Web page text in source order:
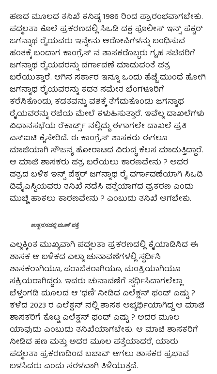
ಹಣದ ಮೂಲದ ತನಿಖೆ ಕನಿಷ್ಠ 1986 ರಿಂದ ಪ್ರಾರಂಭವಾಗಬೇಕು.
ಪದ್ಮಲತಾ ಕೊಲೆ ಪ್ರಕರಣದಲ್ಲಿ ಸಿಒಡಿ ದಕ್ಷ ಪೊಲೀಸ್ ಇನ್ಸ್ ಪೆಕ್ಟರ್
ಜಗನ್ನಾಥ ರೈಯವರು ಇನ್ನೇನು ಆರೋಪಿಗಳನ್ನು ಬಂಧಿಸುವ
ಹಂತಕ್ಕೆ ಬಂದಾಗ ಕಾಂಗ್ರೆಸ್ ನ ಶಾಸಕರೊಬ್ಬರು ಗೃಹ ಸಚಿವರಿಗೆ
ಜಗನ್ನಾಥ ರೈಯವರನ್ನು ವರ್ಗಾವಣೆ ಮಾಡುವಂತೆ ಪತ್ರ
ಬರೆಯುತ್ತಾರೆ. ಆಗಿನ ಸರ್ಕಾರ ಇನ್ನೂ ಒಂದು ಹೆಜ್ಜೆ ಮುಂದೆ ಹೋಗಿ
ಜಗನ್ನಾಥ ರೈಯವರನ್ನು ಕಡತ ಸಮೇತ ಬೆಂಗಳೂರಿಗೆ
ಕರೆಸಿಕೊಂಡು, ಕಡತವನ್ನು ವಶಕ್ಕೆ ತೆಗೆದುಕೊಂಡು ಜಗನ್ನಾಥ
ರೈಯವರನ್ನು ರಜೆಯ ಮೇಲೆ ಕಳುಹಿಸುತ್ತಾರೆ. ಇವೆಲ್ಲ ದಾಖಲೆಗಳು
ವಿಧಾನಸಭೆಯ ರೆಕಾರ್ಡ್ಸ್ ನಲ್ಲಿದ್ದು ಈಗಾಗಲೇ ದಾಖಲೆ ಪ್ರತಿ
ಎಸ್ಐಟಿ ಕೈಸೇರಿದೆ. ಈ ಕಾಂಗ್ರೆಸ್ ಶಾಸಕರು ಈಗಲೂ
ಮಾಜಿಯಾಗಿ ಸೌಜನ್ಯ ಹೋರಾಟದ ವಿರುದ್ಧ ಕೆಲಸ ಮಾಡುತ್ತಿದ್ದಾರೆ.
ಆ ಮಾಜಿ ಶಾಸಕರು ಪತ್ರ ಬರೆಯಲು ಕಾರಣವೇನು ? ಅವರ
ಪತ್ರದ ಬಳಿಕ ಇನ್ಸ್ ಪೆಕ್ಟರ್ ಜಗನ್ನಾಥ ರೈ ವರ್ಗಾವಣೆಯಾಗಿ ಸಿಒಡಿ
ಡಿವೈಎಸ್ಪಿಯವರು ತನಿಖೆ ನಡೆಸಿ ಪತ್ತೆಯಾಗದ ಪ್ರಕರಣ ಎಂದು
ಮುಚ್ಚಿ ಹಾಕಲು ಕಾರಣವೇನು ? ಎಂಬುದು ತನಿಖೆ ಆಗಬೇಕು.
ಉತ್ಖನನದಲ್ಲಿ ಮೂಳೆ ಪತ್ತೆ
ಎಲ್ಲಕ್ಕಿಂತ ಮುಖ್ಯವಾಗಿ ಪದ್ಮಲತಾ ಪ್ರಕರಣದಲ್ಲಿ ಕೈಯಾಡಿಸಿದ ಈ
ಶಾಸಕ ಆ ಬಳಿಕದ ಎಲ್ಲಾ ಚುನಾವಣೆಗಳಲ್ಲಿ ಸ್ಪರ್ಧಿಸಿ
ಶಾಸಕರಾಗಿಯೂ, ಪರಾಜಿತರಾಗಿಯೂ, ಮಂತ್ರಿಯಾಗಿಯೂ
ಸಕ್ರಿಯರಾಗಿದ್ದರು. ಇವರು ಚುನಾವಣೆಗೆ ಸ್ಪರ್ಧಿಸಿದಾಗಲೆಲ್ಲಾ
ಬೆಳ್ತಂಗಡಿ ಮೂಲದ ಆ ‘ಧಣಿ’ ನೀಡಿದ ಎಲೆಕ್ಷನ್ ಫಂಡ್ ಎಷ್ಟು ?
ಕಳೆದ 2023 ರ ಎಲೆಕ್ಷನ್ ನಲ್ಲಿ ಶಾಸಕ ಅಭ್ಯರ್ಥಿಯಾಗಿದ್ದ ಆ ಮಾಜಿ
ಶಾಸಕರಿಗೆ ಕೊಟ್ಟ ಎಲೆಕ್ಷನ್ ಫಂಡ್ ಎಷ್ಟು ? ಅದರ ಮೂಲ
ಯಾವುದು ಎಂಬುದು ತನಿಖೆಯಾಗಬೇಕು. ಆ ಮಾಜಿ ಶಾಸಕರಿಗೆ
ನೀಡಿದ ಹಣ ಮತ್ತು ಅದರ ಮೂಲ ಪತ್ತೆಯಾದರೆ, ಯಾರು
ಪದ್ಮಲತಾ ಪ್ರಕರಣದಿಂದ ಬಚಾವ್ ಆಗಲು ಶಾಸಕರ ಪ್ರಭಾವ
ಬಳಸಿದರು ಎಂದು ಸರಳವಾಗಿ ತಿಳಿಯುತ್ತದೆ.